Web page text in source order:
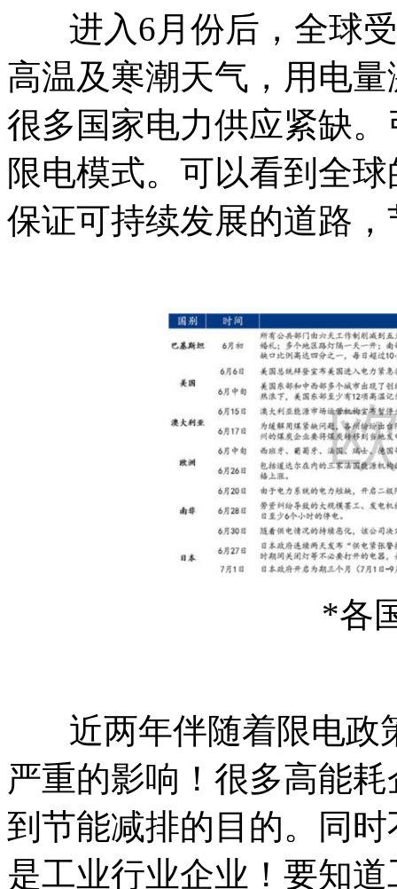
进入6月份后，全球受
高温及寒潮天气，用电
很多国家电力供应紧缺
限电模式。可以看到全
保证可持续发展的道路
*各
近两年伴随着限电政
严重的影响！很多高能
到节能减排的目的。同
是工业行业企业！要知